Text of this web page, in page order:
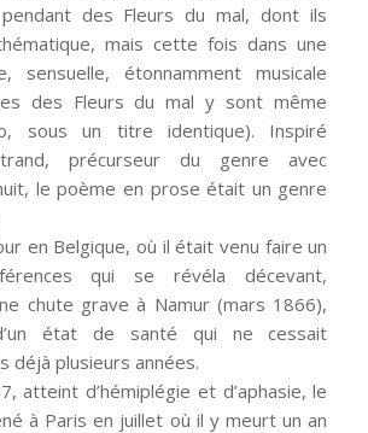
des Fleurs du mal, dont ils
mais cette fois dans une
sensuelle, étonnamment musicale
des Fleurs du mal y sont même
sous un titre identique). Inspiré
précurseur du genre avec
le poème en prose était un genre
en Belgique, où il était venu faire un
qui se révéla décevant,
chute grave à Namur (mars 1866),
état de santé qui ne cessait
déjà plusieurs années.
atteint d’hémiplégie et d’aphasie, le
à Paris en juillet où il y meurt un an